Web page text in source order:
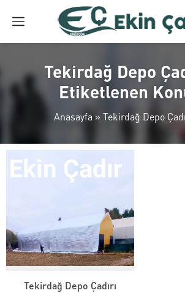
Tekirdağ Depo
Etiketlenen
Anasayfa » Tekirdağ Depo
Tekirdağ Depo Çadırı